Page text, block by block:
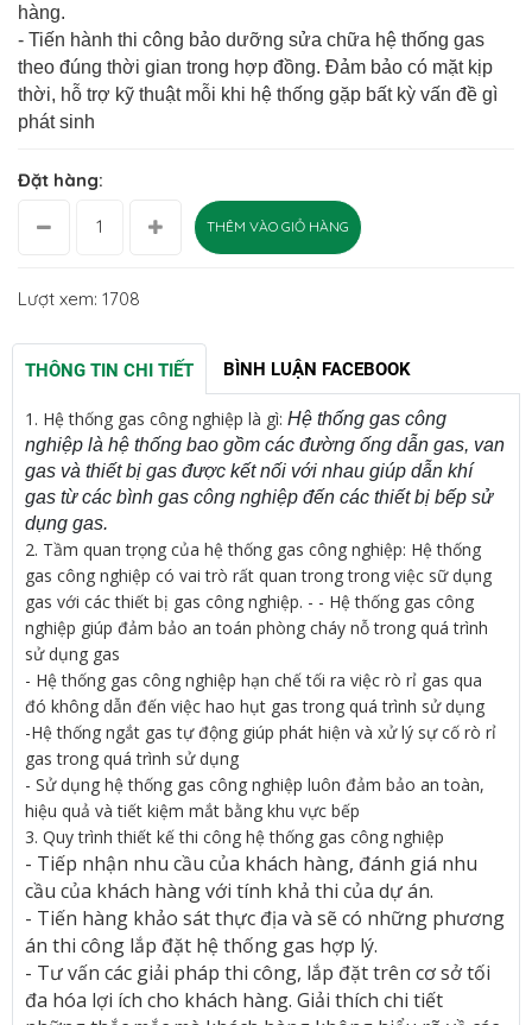
hàng.
- Tiến hành thi công bảo dưỡng sửa chữa hệ thống gas
theo đúng thời gian trong hợp đồng. Đảm bảo có mặt kịp
thời, hỗ trợ kỹ thuật mỗi khi hệ thống gặp bất kỳ vấn đề gì
phát sinh
Đặt hàng:
THÊM VÀO GIỎ HÀNG
Lượt xem: 1708
THÔNG TIN CHI TIẾT BÌNH LUẬN FACEBOOK
1. Hệ thống gas công nghiệp là gì: Hệ thống gas công
nghiệp là hệ thống bao gồm các đường ống dẫn gas, van
gas và thiết bị gas được kết nối với nhau giúp dẫn khí
gas từ các bình gas công nghiệp đến các thiết bị bếp sử
dụng gas.
2. Tầm quan trọng của hệ thống gas công nghiệp: Hệ thống
gas công nghiệp có vai trò rất quan trong trong việc sữ dụng
gas với các thiết bị gas công nghiệp. - - Hệ thống gas công
nghiệp giúp đảm bảo an toán phòng cháy nỗ trong quá trình
sử dụng gas
- Hệ thống gas công nghiệp hạn chế tối ra việc rò rỉ gas qua
đó không dẫn đến việc hao hụt gas trong quá trình sử dụng
-Hệ thống ngắt gas tự động giúp phát hiện và xử lý sự cố rò rỉ
gas trong quá trình sử dụng
- Sử dụng hệ thống gas công nghiệp luôn đảm bảo an toàn,
hiệu quả và tiết kiệm mắt bằng khu vực bếp
3. Quy trình thiết kế thi công hệ thống gas công nghiệp
- Tiếp nhận nhu cầu của khách hàng, đánh giá nhu
cầu của khách hàng với tính khả thi của dự án.
- Tiến hàng khảo sát thực địa và sẽ có những phương
án thi công lắp đặt hệ thống gas hợp lý.
- Tư vấn các giải pháp thi công, lắp đặt trên cơ sở tối
đa hóa lợi ích cho khách hàng. Giải thích chi tiết